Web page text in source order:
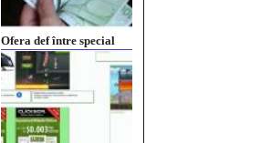
Ofera def între special